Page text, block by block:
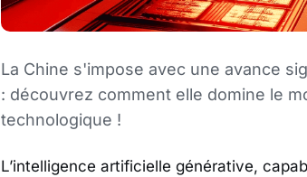
La Chine s'impose avec une avance
: découvrez comment elle domine le
technologique !
L’intelligence artificielle générative,